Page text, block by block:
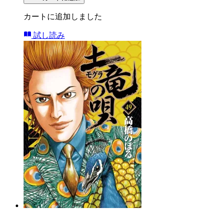
カートに追加しました
試し読み